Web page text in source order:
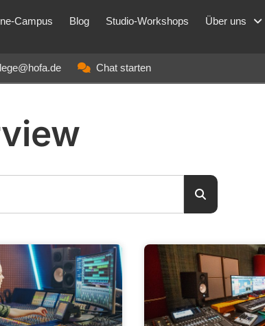
Campus Blog Studio-Workshops Über uns
Chat starten